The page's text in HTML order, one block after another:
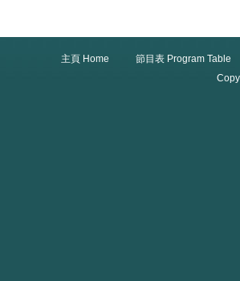
主頁 Home 節目表 Program Table